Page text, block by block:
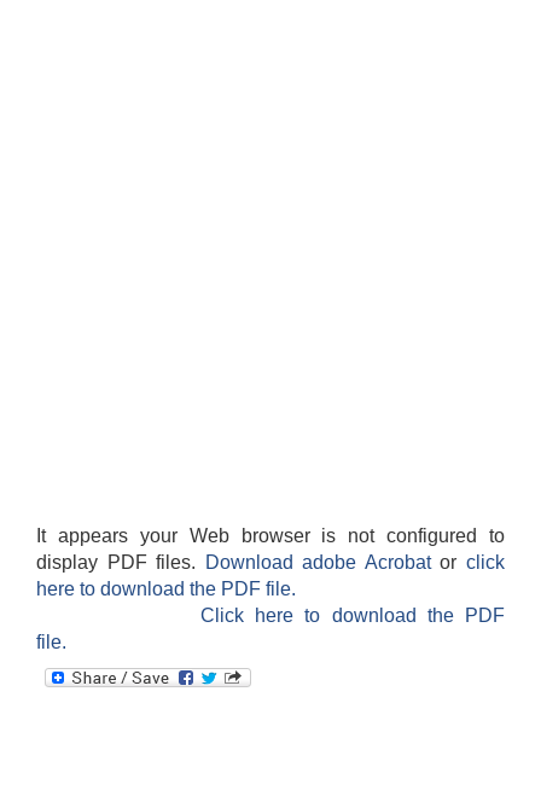
It appears your Web browser is not configured to
display PDF files.
Download adobe Acrobatorclick
here to download the PDF file.
Click here to download the PDF
file.